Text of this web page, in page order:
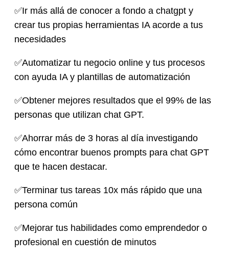
✅Ir más allá de conocer a fondo a chatgpt y
crear tus propias herramientas IA acorde a tus
necesidades
✅Automatizar tu negocio online y tus procesos
con ayuda IA y plantillas de automatización
✅Obtener mejores resultados que el 99% de las
personas que utilizan chat GPT.
✅Ahorrar más de 3 horas al día investigando
cómo encontrar buenos prompts para chat GPT
que te hacen destacar.
✅Terminar tus tareas 10x más rápido que una
persona común
✅Mejorar tus habilidades como emprendedor o
profesional en cuestión de minutos